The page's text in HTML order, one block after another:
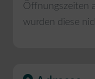
Öffnungszeiten
wurden diese